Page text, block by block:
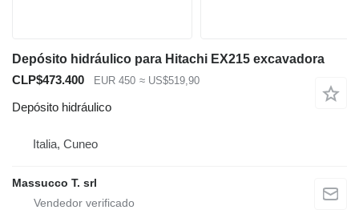
Depósito hidráulico para Hitachi EX215 excavadora
CLP$473.400
EUR 450 ≈ US$519,90
Depósito hidráulico
Italia, Cuneo
Massucco T. srl